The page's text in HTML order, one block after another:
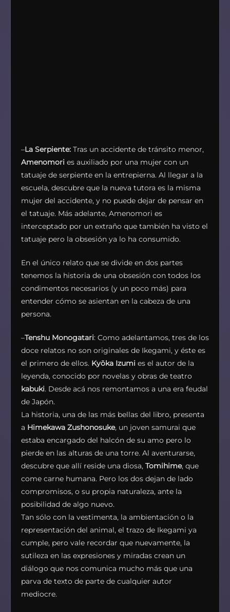
–La Serpiente: Tras un accidente de tránsito menor,
Amenomori es auxiliado por una mujer con un
tatuaje de serpiente en la entrepierna. Al llegar a la
escuela, descubre que la nueva tutora es la misma
mujer del accidente, y no puede dejar de pensar en
el tatuaje. Más adelante, Amenomori es
interceptado por un extraño que también ha visto el
tatuaje pero la obsesión ya lo ha consumido.
En el único relato que se divide en dos partes
tenemos la historia de una obsesión con todos los
condimentos necesarios (y un poco más) para
entender cómo se asientan en la cabeza de una
persona.
–Tenshu Monogatari: Como adelantamos, tres de los
doce relatos no son originales de Ikegami, y éste es
el primero de ellos. Kyōka Izumi es el autor de la
leyenda, conocido por novelas y obras de teatro
kabuki. Desde acá nos remontamos a una era feudal
de Japón.
La historia, una de las más bellas del libro, presenta
a Himekawa Zushonosuke, un joven samurai que
estaba encargado del halcón de su amo pero lo
pierde en las alturas de una torre. Al aventurarse,
descubre que allí reside una diosa, Tomihime, que
come carne humana. Pero los dos dejan de lado
compromisos, o su propia naturaleza, ante la
posibilidad de algo nuevo.
Tan sólo con la vestimenta, la ambientación o la
representación del animal, el trazo de Ikegami ya
cumple, pero vale recordar que nuevamente, la
sutileza en las expresiones y miradas crean un
diálogo que nos comunica mucho más que una
parva de texto de parte de cualquier autor
mediocre.